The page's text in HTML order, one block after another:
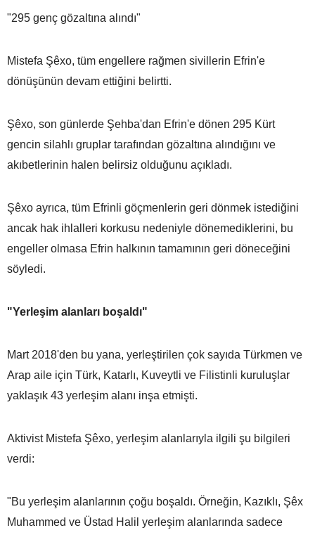
"295 genç gözaltına alındı"
Mistefa Şêxo, tüm engellere rağmen sivillerin Efrin'e
dönüşünün devam ettiğini belirtti.
Şêxo, son günlerde Şehba'dan Efrin'e dönen 295 Kürt
gencin silahlı gruplar tarafından gözaltına alındığını ve
akıbetlerinin halen belirsiz olduğunu açıkladı.
Şêxo ayrıca, tüm Efrinli göçmenlerin geri dönmek istediğini
ancak hak ihlalleri korkusu nedeniyle dönemediklerini, bu
engeller olmasa Efrin halkının tamamının geri döneceğini
söyledi.
"Yerleşim alanları boşaldı"
Mart 2018'den bu yana, yerleştirilen çok sayıda Türkmen ve
Arap aile için Türk, Katarlı, Kuveytli ve Filistinli kuruluşlar
yaklaşık 43 yerleşim alanı inşa etmişti.
Aktivist Mistefa Şêxo, yerleşim alanlarıyla ilgili şu bilgileri
verdi:
"Bu yerleşim alanlarının çoğu boşaldı. Örneğin, Kazıklı, Şêx
Muhammed ve Üstad Halil yerleşim alanlarında sadece